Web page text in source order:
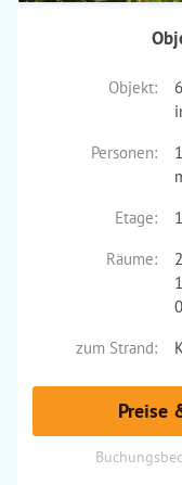
Objekt:
Personen:
Etage:
Räume:
zum Strand:
Preise